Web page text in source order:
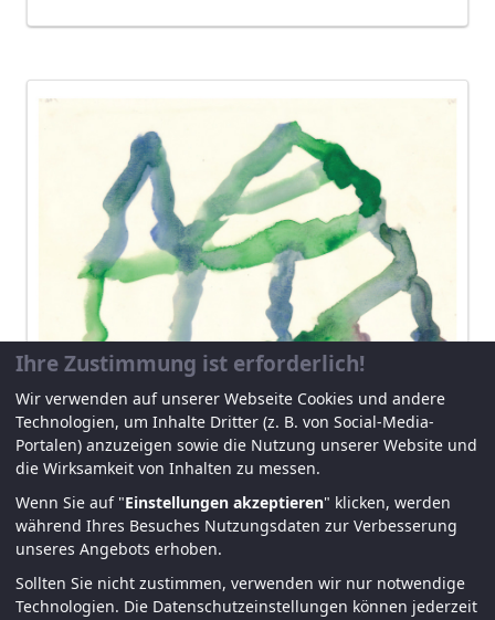
13.02.2023
Walter Schoiswohl |
Wachsradierungen und
Aquarelle
Vernissage: Donnerstag, 2. März 2023,
Ihre Zustimmung ist erforderlich!
Wir verwenden auf unserer Webseite Cookies und andere
Technologien, um Inhalte Dritter (z. B. von Social-Media-
Portalen) anzuzeigen sowie die Nutzung unserer Website und
die Wirksamkeit von Inhalten zu messen.
Wenn Sie auf "Einstellungen akzeptieren" klicken, werden
während Ihres Besuches Nutzungsdaten zur Verbesserung
unseres Angebots erhoben.
Sollten Sie nicht zustimmen, verwenden wir nur notwendige
Technologien. Die Datenschutzeinstellungen können jederzeit